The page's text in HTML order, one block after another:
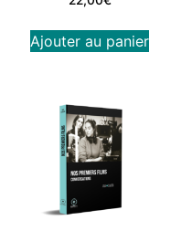
Ajouter au panier